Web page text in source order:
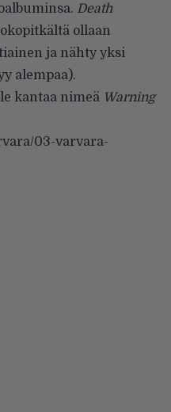
Death
ollaan
ja nähty yksi
alempaa).
kantaa nimeä Warning
03-varvara-